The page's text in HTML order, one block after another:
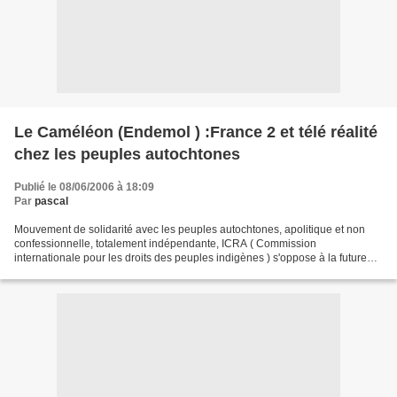
Le Caméléon (Endemol ) :France 2 et télé réalité
chez les peuples autochtones
Publié le 08/06/2006 à 18:09
Par pascal
Mouvement de solidarité avec les peuples autochtones, apolitique et non
confessionnelle, totalement indépendante, ICRA ( Commission
internationale pour les droits des peuples indigènes ) s'oppose à la future